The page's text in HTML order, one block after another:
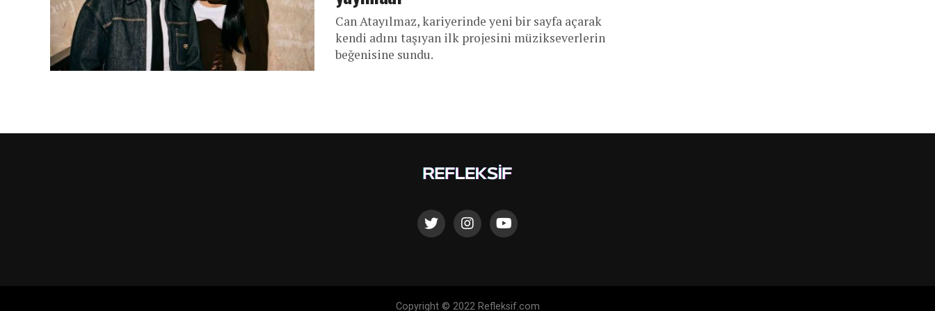
Can Atayılmaz, kariyerinde yeni bir sayfa açarak
kendi adını taşıyan ilk projesini müzikseverlerin
beğenisine sundu.
Copyright © 2022 Refleksif.com